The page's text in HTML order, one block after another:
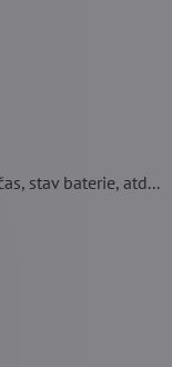
stav baterie, atd...